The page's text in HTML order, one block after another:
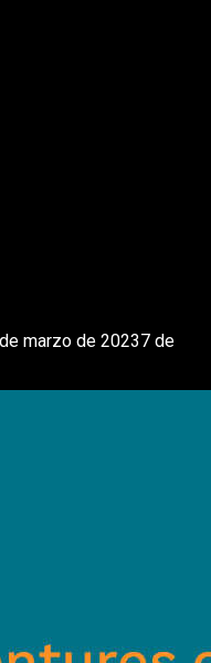
marzo de 20237 de